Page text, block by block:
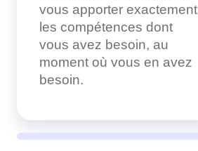
vous apporter exactement
les compétences dont
vous avez besoin, au
moment où vous en avez
besoin.